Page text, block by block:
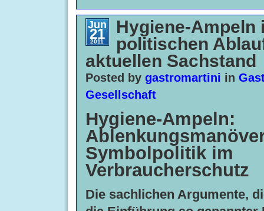
Jun
21
2011
Hygiene-Ampeln
politischen
aktuellen Sachstand
Posted by gastromartini in
Gesellschaft
Hygiene-Ampeln:
Symbolpolitik im
Verbraucherschutz
Die sachlichen Argumente,